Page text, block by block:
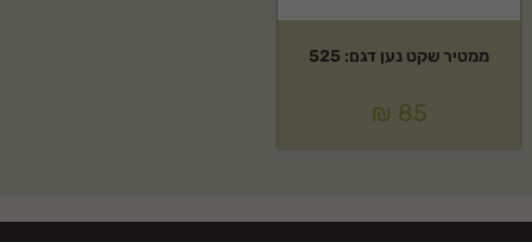
ממטיר שקט נען דגם: 525
₪ 85